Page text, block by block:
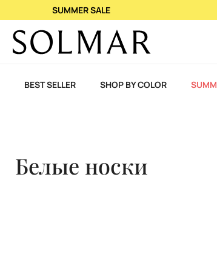
При покупке 2 ароматов – 3-й в
BEST SELLER SHOP BY COLOR
Белые носки